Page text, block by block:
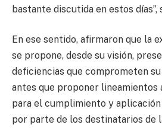
bastante discutida en estos días”,
En ese sentido, afirmaron que la
se propone, desde su visión,
deficiencias que comprometen
antes que proponer lineamientos
para el cumplimiento y
por parte de los destinatarios de